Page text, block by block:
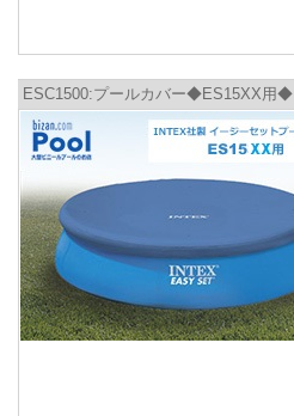
ESC1500:プールカバー◆ES15XX用◆